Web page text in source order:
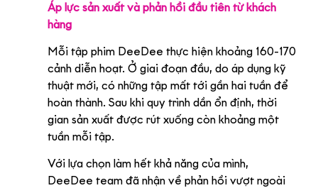
Áp lực sản xuất và phản hồi đầu tiên từ khách
hàng
Mỗi tập phim DeeDee thực hiện khoảng 160-170
cảnh diễn hoạt. Ở giai đoạn đầu, do áp dụng kỹ
thuật mới, có những tập mất tới gần hai tuần để
hoàn thành. Sau khi quy trình dần ổn định, thời
gian sản xuất được rút xuống còn khoảng một
tuần mỗi tập.
Với lựa chọn làm hết khả năng của mình,
DeeDee team đã nhận về phản hồi vượt ngoài